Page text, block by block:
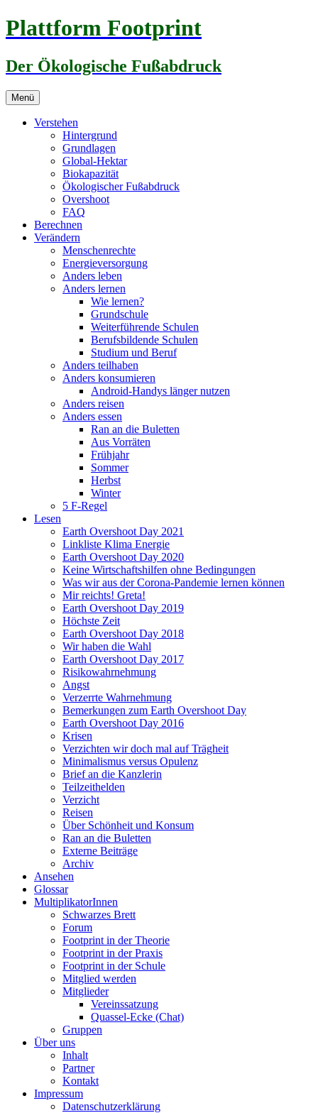
Zum
Inhalt
Plattform Footprint
Der Ökologische Fußabdruck
Menü
Verstehen
Hintergrund
Grundlagen
Global-Hektar
Biokapazität
Ökologischer Fußabdruck
Overshoot
FAQ
Berechnen
Verändern
Menschenrechte
Energieversorgung
Anders leben
Anders lernen
Wie lernen?
Grundschule
Weiterführende Schulen
Berufsbildende Schulen
Studium und Beruf
Anders teilhaben
Anders konsumieren
Android-Handys länger nutzen
Anders reisen
Anders essen
Ran an die Buletten
Aus Vorräten
Frühjahr
Sommer
Herbst
Winter
5 F-Regel
Lesen
Earth Overshoot Day 2021
Linkliste Klima Energie
Earth Overshoot Day 2020
Keine Wirtschaftshilfen ohne Bedingungen
Was wir aus der Corona-Pandemie lernen können
Mir reichts! Greta!
Earth Overshoot Day 2019
Höchste Zeit
Earth Overshoot Day 2018
Wir haben die Wahl
Earth Overshoot Day 2017
Risikowahrnehmung
Angst
Verzerrte Wahrnehmung
Bemerkungen zum Earth Overshoot Day
Earth Overshoot Day 2016
Krisen
Verzichten wir doch mal auf Trägheit
Minimalismus versus Opulenz
Brief an die Kanzlerin
Teilzeithelden
Verzicht
Reisen
Über Schönheit und Konsum
Ran an die Buletten
Externe Beiträge
Archiv
Ansehen
Glossar
MultiplikatorInnen
Schwarzes Brett
Forum
Footprint in der Theorie
Footprint in der Praxis
Footprint in der Schule
Mitglied werden
Mitglieder
Vereinssatzung
Quassel-Ecke (Chat)
Gruppen
Über uns
Inhalt
Partner
Kontakt
Impressum
Datenschutzerklärung